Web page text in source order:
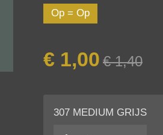
Op = Op
€ 1,00 € 1,40
307 MEDIUM GRIJS